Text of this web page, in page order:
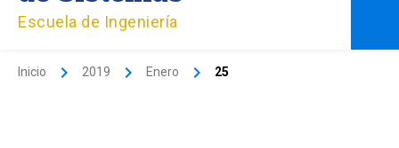
Escuela de Ingeniería
Inicio 2019 Enero 25